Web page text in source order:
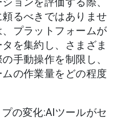
るべきではありませ
プラットフォームが
を集約し、さまざま
手動操作を制限し、
の作業量をどの程度
の変化:AIツールがセ